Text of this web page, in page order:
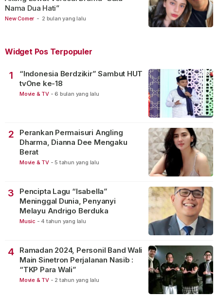
New Comer - 2 bulan yang lalu
Nama Dua Hati”
Widget Pos Terpopuler
1
“Indonesia Berdzikir” Sambut HUT
tvOne ke-18
Movie & TV - 6 bulan yang lalu
2
Perankan Permaisuri Angling
Dharma, Dianna Dee Mengaku
Berat
Movie & TV - 5 tahun yang lalu
3
Pencipta Lagu “Isabella”
Meninggal Dunia, Penyanyi
Melayu Andrigo Berduka
Music - 4 tahun yang lalu
4
Ramadan 2024, Personil Band Wali
Main Sinetron Perjalanan Nasib :
“TKP Para Wali”
Movie & TV - 2 tahun yang lalu